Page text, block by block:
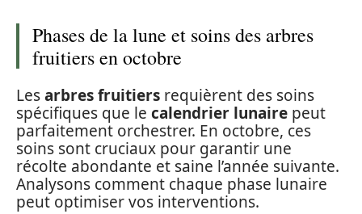
Phases de la lune et soins des arbres
fruitiers en octobre
Lesarbres fruitiers requièrent des soins
spécifiques que le calendrier lunaire peut
parfaitement orchestrer. En octobre, ces
soins sont cruciaux pour garantir une
récolte abondante et saine l’année suivante.
Analysons comment chaque phase lunaire
peut optimiser vos interventions.